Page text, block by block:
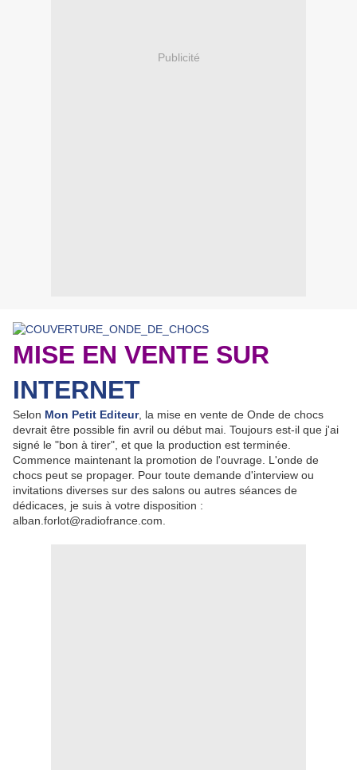
Publicité
MISE EN VENTE SUR
INTERNET
Selon Mon Petit Editeur, la mise en vente de Onde de chocs
devrait être possible fin avril ou début mai. Toujours est-il que j'ai
signé le "bon à tirer", et que la production est terminée.
Commence maintenant la promotion de l'ouvrage. L'onde de
chocs peut se propager. Pour toute demande d'interview ou
invitations diverses sur des salons ou autres séances de
dédicaces, je suis à votre disposition :
alban.forlot@radiofrance.com.